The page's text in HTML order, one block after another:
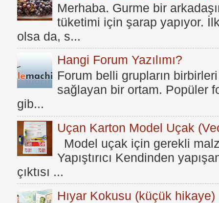
Merhaba. Gurme bir
tüketimi için şarap yapıyor.
olsa da, s...
Hangi Forum Yazılımı?
Forum belli grupların
sağlayan bir ortam. Popüler
gib...
Uçan Karton Model Uçak
Model uçak için gerekli
Yapıştırıcı Kendinden
çıktısı ...
Hıyar Kokusu (küçük hikaye)